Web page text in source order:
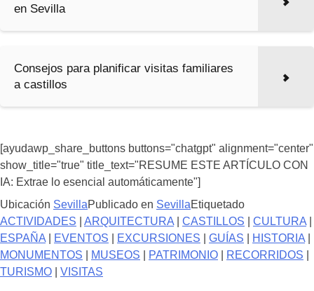
en Sevilla
Consejos para planificar visitas familiares
a castillos
[ayudawp_share_buttons buttons="chatgpt" alignment="center"
show_title="true" title_text="RESUME ESTE ARTÍCULO CON
IA: Extrae lo esencial automáticamente"]
Ubicación SevillaPublicado en SevillaEtiquetado
ACTIVIDADES
ARQUITECTURA CASTILLOS CULTURA
ESPAÑA
EVENTOS EXCURSIONES GUÍAS HISTORIA
MONUMENTOS
MUSEOS PATRIMONIO RECORRIDOS
TURISMO
VISITAS